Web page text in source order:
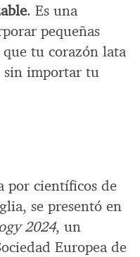
. Es una
pequeñas
tu corazón lata
sin importar tu
por científicos de
se presentó en
2024, un
Europea de